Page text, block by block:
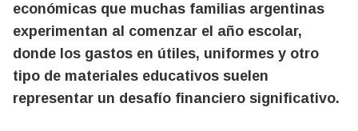
económicas que muchas familias argentinas
experimentan al comenzar el año escolar,
donde los gastos en útiles, uniformes y otro
tipo de materiales educativos suelen
representar un desafío financiero significativo.